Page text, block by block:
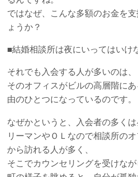
ではなぜ、こんな多額のお金を
ょうか？
■結婚相談所は夜にいってはいけ
それでも入会する人が多いのは、
そのオフィスがビルの高層階に
由のひとつになっているのです。
なぜかというと、入会者の多く
リーマンやＯＬなので相談所の
から訪れる人が多く、
そこでカウンセリングを受けな